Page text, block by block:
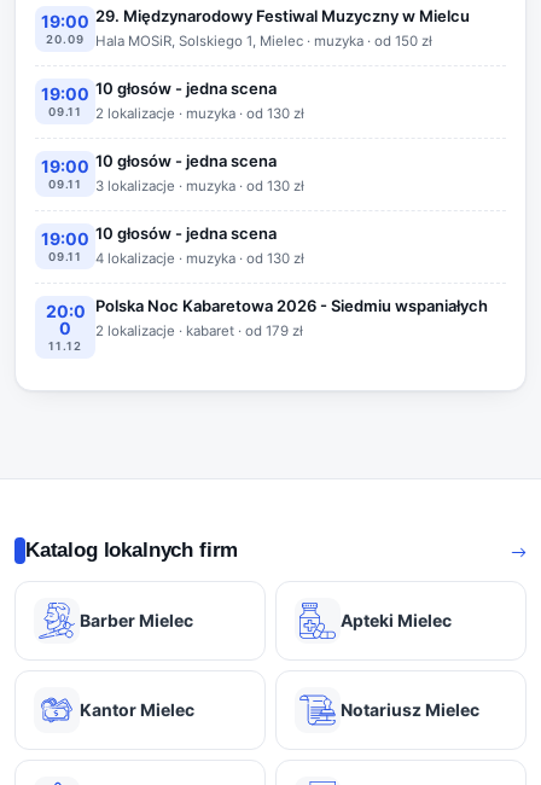
19:00
20.09
29. Międzynarodowy Festiwal Muzyczny w Mielcu
Hala MOSiR, Solskiego 1, Mielec · muzyka · od 150 zł
19:00
09.11
10 głosów - jedna scena
2 lokalizacje · muzyka · od 130 zł
19:00
09.11
10 głosów - jedna scena
3 lokalizacje · muzyka · od 130 zł
19:00
09.11
10 głosów - jedna scena
4 lokalizacje · muzyka · od 130 zł
20:0
0
11.12
Polska Noc Kabaretowa 2026 - Siedmiu wspaniałych
2 lokalizacje · kabaret · od 179 zł
Katalog lokalnych firm
Barber Mielec Apteki Mielec
Kantor Mielec Notariusz Mielec